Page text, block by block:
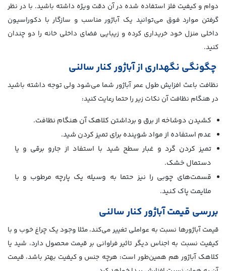
دوام و کیفیت فلز استفاده شده در آن دقت ویژه داشته باشید. با در نظر
گرفتن موارد فوق می‌توانید یک آباژور مناسب و سازگار با دکوراسیون
داخلی منزل خود خریداری کرده و زیبایی فضای داخلی خانه را دو چندان
کنید.
چگونگی نگهداری از آباژور کنار سالنی
نظافت باعث افزایش طول عمر آباژور شما می‌شود ولی توجه داشته باشید
در هنگام نظافت آن نکات زیر را حتما رعایت کنید:
کشیدن دوشاخه از برق و برداشتن کلاهک آن هنگام نظافت.
عدم استفاده از مواد شوینده برای تمیز کردن شید.
تمیز کردن گرد و غبار سطح شید با استفاد از جارو برقی و یا
دستمال خشک.
قسمت‌های چوبی را نیز حتما به وسیله یک پارچه مرطوب و با
ملایمت پاک کنید.
بررسی قیمت آباژور کنار سالنی
قیمت آباژورها نسبت به عواملی تغییر می‌کند، مثلا وجود یک چراغ خوب و با
کیفیت نسبت به اجناس دیگر تاثیر فراوانی بر قیمت محصول دارد، شید یا
کلاهک آباژور هم همین‌طور است: هرچه جنس و کیفیت بهتر باشد، قیمت